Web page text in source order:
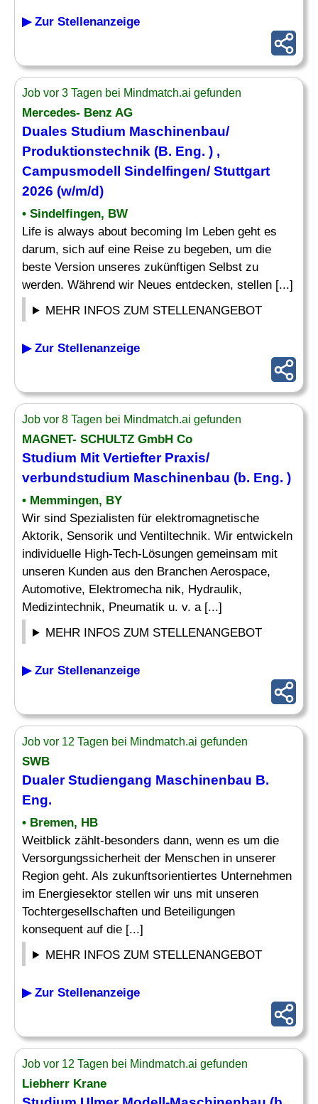
▶ Zur Stellenanzeige
Job vor 3 Tagen bei Mindmatch.ai gefunden
Mercedes- Benz AG
Duales Studium Maschinenbau/
Produktionstechnik (B. Eng. ) ,
Campusmodell Sindelfingen/ Stuttgart
2026 (w/m/d)
• Sindelfingen, BW
Life is always about becoming Im Leben geht es
darum, sich auf eine Reise zu begeben, um die
beste Version unseres zukünftigen Selbst zu
werden. Während wir Neues entdecken, stellen [...]
MEHR INFOS ZUM STELLENANGEBOT
▶ Zur Stellenanzeige
Job vor 8 Tagen bei Mindmatch.ai gefunden
MAGNET- SCHULTZ GmbH Co
Studium Mit Vertiefter Praxis/
verbundstudium Maschinenbau (b. Eng. )
• Memmingen, BY
Wir sind Spezialisten für elektromagnetische
Aktorik, Sensorik und Ventiltechnik. Wir entwickeln
individuelle High-Tech-Lösungen gemeinsam mit
unseren Kunden aus den Branchen Aerospace,
Automotive, Elektromecha nik, Hydraulik,
Medizintechnik, Pneumatik u. v. a [...]
MEHR INFOS ZUM STELLENANGEBOT
▶ Zur Stellenanzeige
Job vor 12 Tagen bei Mindmatch.ai gefunden
SWB
Dualer Studiengang Maschinenbau B.
Eng.
• Bremen, HB
Weitblick zählt-besonders dann, wenn es um die
Versorgungssicherheit der Menschen in unserer
Region geht. Als zukunftsorientiertes Unternehmen
im Energiesektor stellen wir uns mit unseren
Tochtergesellschaften und Beteiligungen
konsequent auf die [...]
MEHR INFOS ZUM STELLENANGEBOT
▶ Zur Stellenanzeige
Job vor 12 Tagen bei Mindmatch.ai gefunden
Liebherr Krane